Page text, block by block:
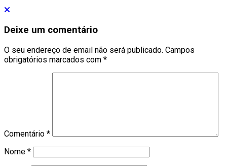
Deixe um comentário
O seu endereço de email não será publicado. Campos
obrigatórios marcados com *
Comentário *
Nome *